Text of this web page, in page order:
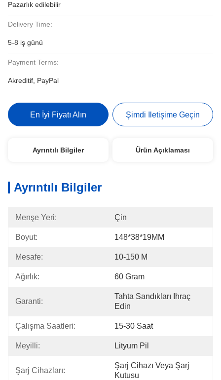
Pazarlık edilebilir
Delivery Time:
5-8 iş günü
Payment Terms:
Akreditif, PayPal
En İyi Fiyatı Alın Şimdi Iletişime Geçin
Ayrıntılı Bilgiler Ürün Açıklaması
Ayrıntılı Bilgiler
Menşe Yeri: Çin
Boyut: 148*38*19MM
Mesafe: 10-150 M
Ağırlık: 60 Gram
Garanti:
Tahta Sandıkları Ihraç
Edin
Çalışma Saatleri: 15-30 Saat
Meyilli: Lityum Pil
Şarj Cihazları:
Şarj Cihazı Veya Şarj
Kutusu